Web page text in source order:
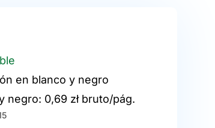
en blanco y negro
negro: 0,69 zł bruto/pág.